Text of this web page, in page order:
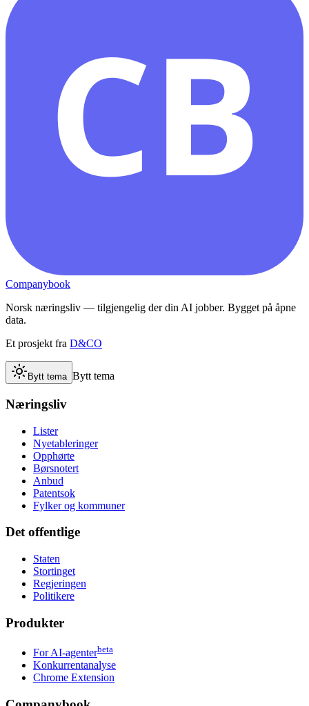
CB
Companybook
Norsk næringsliv — tilgjengelig der din AI jobber. Bygget på åpne
data.
Et prosjekt fra D&CO
Bytt tema Bytt tema
Næringsliv
Lister
Nyetableringer
Opphørte
Børsnotert
Anbud
Patentsok
Fylker og kommuner
Det offentlige
Staten
Stortinget
Regjeringen
Politikere
Produkter
For AI-agenterbeta
Konkurrentanalyse
Chrome Extension